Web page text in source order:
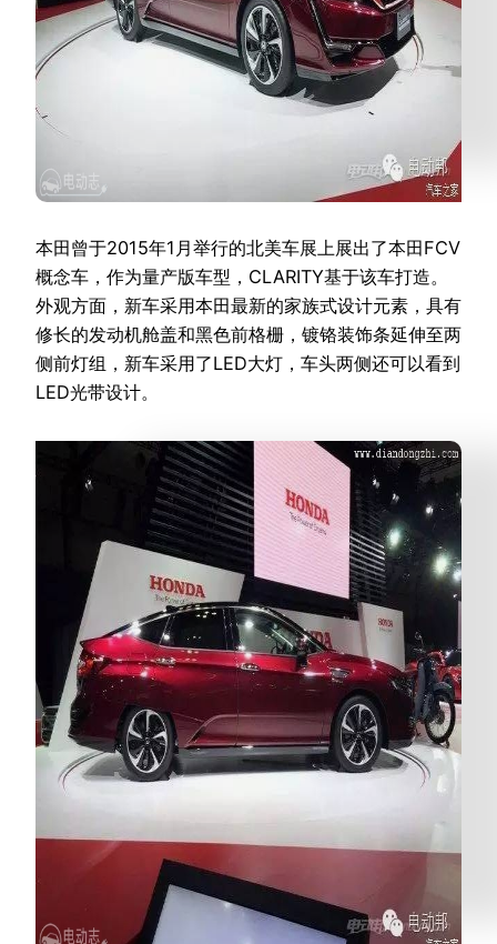
本田曾于2015年1月举行的北美车展上展出了本田FCV
概念车，作为量产版车型，CLARITY基于该车打造。
外观方面，新车采用本田最新的家族式设计元素，具有
修长的发动机舱盖和黑色前格栅，镀铬装饰条延伸至两
侧前灯组，新车采用了LED大灯，车头两侧还可以看到
LED光带设计。